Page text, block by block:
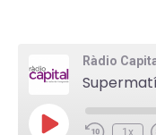
Ràdio
P
1x